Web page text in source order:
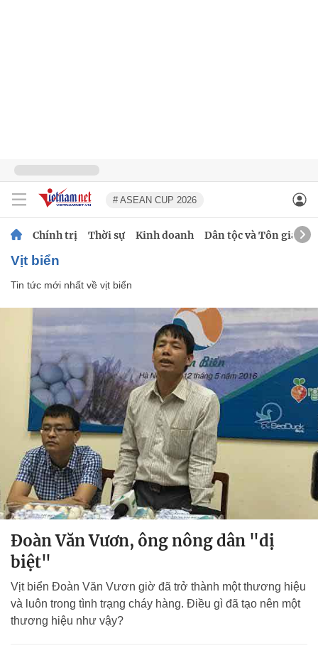
# ASEAN CUP 2026
Chính trị Thời sự Kinh doanh Dân tộc và Tôn giáo
vịt biển
Tin tức mới nhất về vịt biển
Đoàn Văn Vươn, ông nông dân "dị
biệt"
Vịt biển Đoàn Văn Vươn giờ đã trở thành một thương hiệu
và luôn trong tình trạng cháy hàng. Điều gì đã tạo nên một
thương hiệu như vậy?